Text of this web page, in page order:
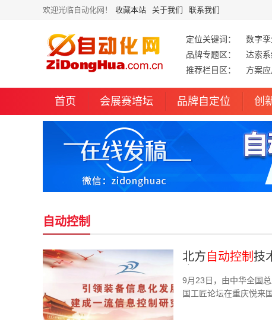
欢迎光临自动化网！ 收藏本站 关于我们 联系我们
定位关键词： 数字孪
品牌专题区：
达索
推荐栏目区：
方案
首页 会展赛培坛 品牌自定位 创
自动控制
北方 自动控制 技
9月23日，由中华全国
国工匠论坛在重庆悦来